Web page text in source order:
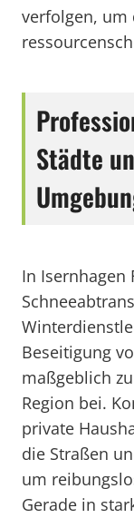
verfolgen, um
Städte
In Isernhagen
Beseitigung
maßgeblich
Region bei.
private
die Straßen
um
Gerade in